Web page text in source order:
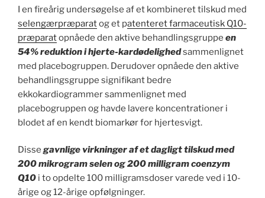
I en fireårig undersøgelse af et kombineret tilskud med
selengærpræparatog et patenteret farmaceutisk Q10-
præparatopnåede den aktive behandlingsgruppe en
54% reduktion i hjerte-kardødelighedsammenlignet
med placebogruppen. Derudover opnåede den aktive
behandlingsgruppe signifikant bedre
ekkokardiogrammer sammenlignet med
placebogruppen og havde lavere koncentrationer i
blodet af en kendt biomarkør for hjertesvigt.
Disse gavnlige virkninger af et dagligt tilskud med
200 mikrogram selen og 200 milligram coenzym
Q10 i to opdelte 100 milligramsdoser varede ved i 10-
årige og 12-årige opfølgninger.